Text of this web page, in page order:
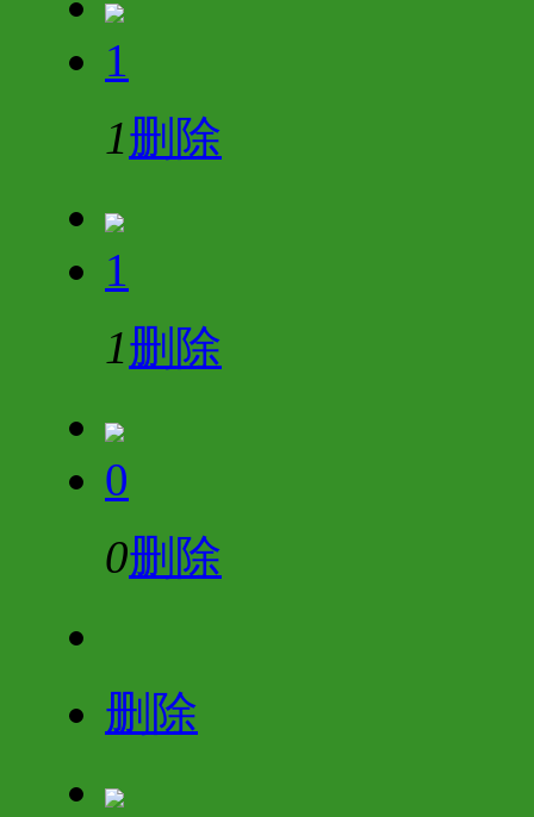
1
1删除
1
1删除
0
0删除
删除